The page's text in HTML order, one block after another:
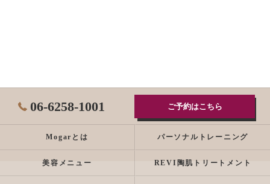
06-6258-1001 ご予約はこちら
Mogarとは パーソナルトレーニング
美容メニュー REVI陶肌トリートメント